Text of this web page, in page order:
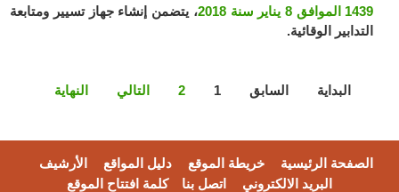
1439 الموافق 8 يناير سنة 2018
، يتضمن إنشاء جهاز تسيير ومتابعة
التدابير الوقائية.
البداية السابق 1
2 التالي النهاية
الصفحة الرئيسية خريطة الموقع دليل المواقع
الأرشيف
البريد الالكتروني
اتصل بنا كلمة افتتاح الموقع